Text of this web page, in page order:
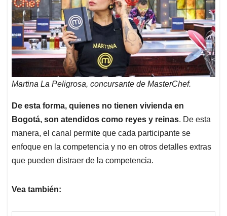
Martina La Peligrosa, concursante de MasterChef.
De esta forma, quienes no tienen vivienda en
Bogotá, son atendidos como reyes y reinas. De esta
manera, el canal permite que cada participante se
enfoque en la competencia y no en otros detalles extras
que pueden distraer de la competencia.
Vea también: